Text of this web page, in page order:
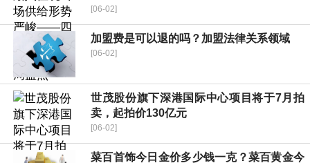
[06-02]
加盟费是可以退的吗？加盟法律关系领域
[06-02]
世茂股份旗下深港国际中心项目将于7月拍
卖，起拍价130亿元
[06-02]
菜百首饰今日金价多少钱一克？菜百黄金今